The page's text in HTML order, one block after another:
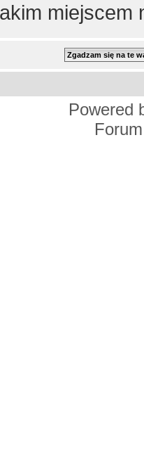
miejscem
Powered